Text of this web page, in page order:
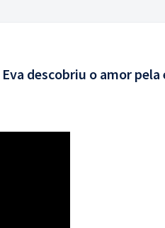
descobriu o amor